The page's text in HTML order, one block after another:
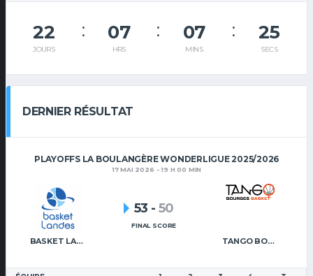
22
JOURS
07
HRS
07
MINS
25
SECS
DERNIER RÉSULTAT
PLAYOFFS LA BOULANGÈRE WONDERLIGUE 2025/2026
17 MAI 2026 - 19 H 00 MIN
BASKET LANDES TANGO BOURGES BASKET
53 - 50
FINAL SCORE